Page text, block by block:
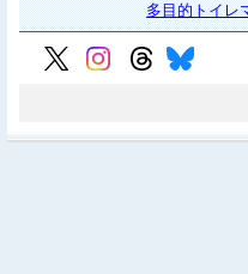
多目的トイレ